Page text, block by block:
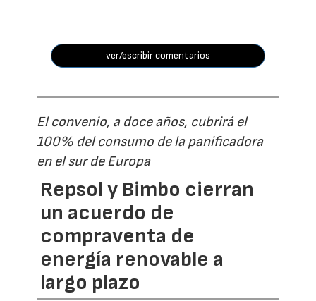
ver/escribir comentarios
El convenio, a doce años, cubrirá el
100% del consumo de la panificadora
en el sur de Europa
Repsol y Bimbo cierran
un acuerdo de
compraventa de
energía renovable a
largo plazo